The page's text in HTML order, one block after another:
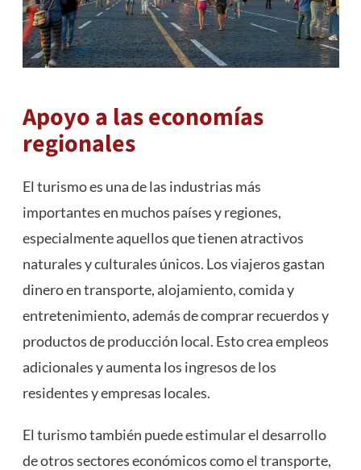
Apoyo a las economías
regionales
El turismo es una de las industrias más
importantes en muchos países y regiones,
especialmente aquellos que tienen atractivos
naturales y culturales únicos. Los viajeros gastan
dinero en transporte, alojamiento, comida y
entretenimiento, además de comprar recuerdos y
productos de producción local. Esto crea empleos
adicionales y aumenta los ingresos de los
residentes y empresas locales.
El turismo también puede estimular el desarrollo
de otros sectores económicos como el transporte,